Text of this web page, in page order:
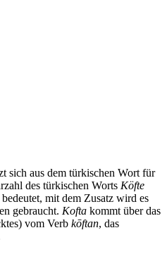
sich aus dem türkischen Wort für
des türkischen Worts Köfte
mit dem Zusatz wird es
gebraucht. Kofta kommt über das
vom Verb kōftan, das